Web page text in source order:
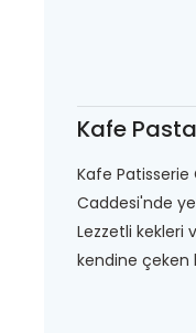
Kafe
Kafe Patisserie
Caddesi'nde
Lezzetli kekleri
kendine çeken